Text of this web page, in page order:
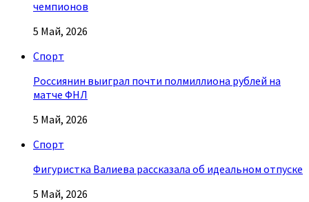
чемпионов
5 Май, 2026
Спорт
Россиянин выиграл почти полмиллиона рублей на
матче ФНЛ
5 Май, 2026
Спорт
Фигуристка Валиева рассказала об идеальном отпуске
5 Май, 2026